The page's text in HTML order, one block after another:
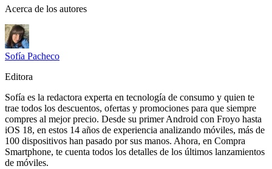
Acerca de los autores
Sofía Pacheco
Editora
Sofía es la redactora experta en tecnología de consumo y quien te
trae todos los descuentos, ofertas y promociones para que siempre
compres al mejor precio. Desde su primer Android con Froyo hasta
iOS 18, en estos 14 años de experiencia analizando móviles, más de
100 dispositivos han pasado por sus manos. Ahora, en Compra
Smartphone, te cuenta todos los detalles de los últimos lanzamientos
de móviles.